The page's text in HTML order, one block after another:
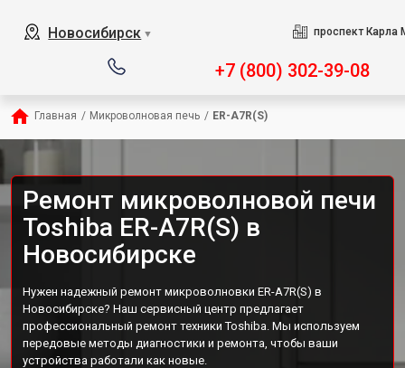
Новосибирск ▼ проспект Карла
+7 (800) 302-39-08
Главная / Микроволновая печь / ER-A7R(S)
Ремонт микроволновой печи
Toshiba ER-A7R(S) в
Новосибирске
Нужен надежный ремонт микроволновки ER-A7R(S) в
Новосибирске? Наш сервисный центр предлагает
профессиональный ремонт техники Toshiba. Мы используем
передовые методы диагностики и ремонта, чтобы ваши
устройства работали как новые.